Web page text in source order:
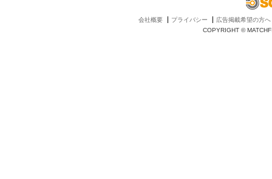
会社概要 プライバシー
広告掲載希望の方へ
COPYRIGHT ©